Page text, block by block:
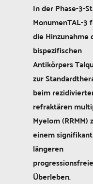
In der Phase-3-
MonumenTAL-3
die Hinzunahme
bispezifischen
Antikörpers
zur
beim
refraktären
Myelom (RRMM)
einem signifikant
längeren
Überleben.